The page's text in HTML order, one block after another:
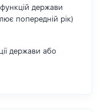
держави
попередній рік)
держави або